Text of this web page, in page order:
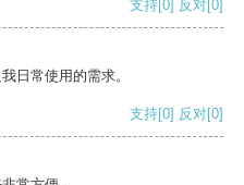
支持[0] 反对[0]
日常使用的需求。
支持[0] 反对[0]